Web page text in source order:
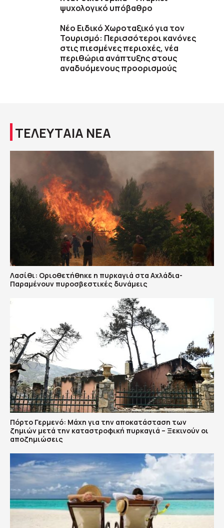
ψυχολογικό υπόβαθρο
Νέο Ειδικό Χωροταξικό για τον
Τουρισμό: Περισσότεροι κανόνες
στις πιεσμένες περιοχές, νέα
περιθώρια ανάπτυξης στους
αναδυόμενους προορισμούς
ΤΕΛΕΥΤΑΙΑ ΝΕΑ
Λασίθι: Οριοθετήθηκε η πυρκαγιά στα Αχλάδια-
Παραμένουν πυροσβεστικές δυνάμεις
Πόρτο Γερμενό: Μάχη για την αποκατάσταση των
ζημιών μετά την καταστροφική πυρκαγιά – Ξεκινούν οι
αποζημιώσεις